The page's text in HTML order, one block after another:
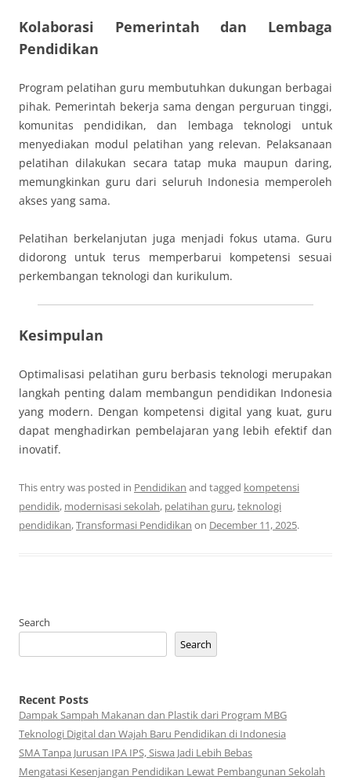
Kolaborasi Pemerintah dan Lembaga
Pendidikan
Program pelatihan guru membutuhkan dukungan berbagai
pihak. Pemerintah bekerja sama dengan perguruan tinggi,
komunitas pendidikan, dan lembaga teknologi untuk
menyediakan modul pelatihan yang relevan. Pelaksanaan
pelatihan dilakukan secara tatap muka maupun daring,
memungkinkan guru dari seluruh Indonesia memperoleh
akses yang sama.
Pelatihan berkelanjutan juga menjadi fokus utama. Guru
didorong untuk terus memperbarui kompetensi sesuai
perkembangan teknologi dan kurikulum.
Kesimpulan
Optimalisasi pelatihan guru berbasis teknologi merupakan
langkah penting dalam membangun pendidikan Indonesia
yang modern. Dengan kompetensi digital yang kuat, guru
dapat menghadirkan pembelajaran yang lebih efektif dan
inovatif.
This entry was posted in Pendidikan and tagged kompetensi
pendidik, modernisasi sekolah, pelatihan guru,teknologi
pendidikan,Transformasi Pendidikan on December 11, 2025.
Search
Search
Recent Posts
Dampak Sampah Makanan dan Plastik dari Program MBG
Teknologi Digital dan Wajah Baru Pendidikan di Indonesia
SMA Tanpa Jurusan IPA IPS, Siswa Jadi Lebih Bebas
Mengatasi Kesenjangan Pendidikan Lewat Pembangunan Sekolah